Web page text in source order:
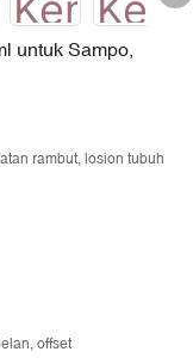
untuk Sampo,
rambut, losion tubuh
offset